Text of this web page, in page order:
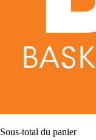
Sous-total du panier